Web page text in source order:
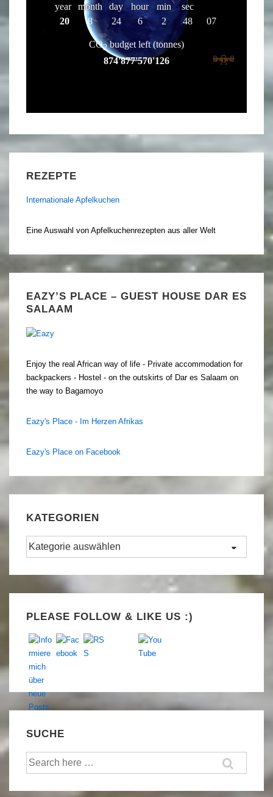
REZEPTE
Internationale Apfelkuchen
Eine Auswahl von Apfelkuchenrezepten aus aller Welt
EAZY’S PLACE – GUEST HOUSE DAR ES
SALAAM
Enjoy the real African way of life - Private accommodation for
backpackers - Hostel - on the outskirts of Dar es Salaam on
the way to Bagamoyo
Eazy's Place - Im Herzen Afrikas
Eazy's Place on Facebook
KATEGORIEN
Kategorien
PLEASE FOLLOW & LIKE US :)
SUCHE
Suche